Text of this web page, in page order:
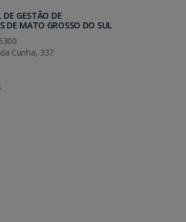
DE GESTÃO DE
DE MATO GROSSO DO SUL
Cunha, 337